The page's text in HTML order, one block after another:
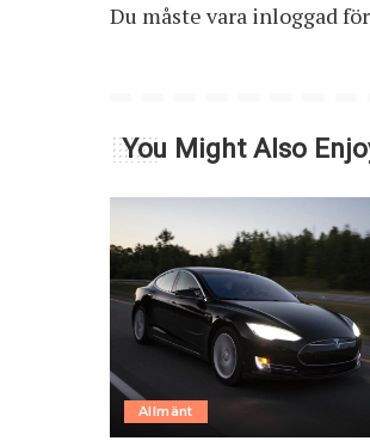
Du måste vara inloggad
You Might Also
Allmänt